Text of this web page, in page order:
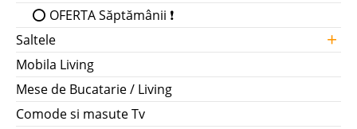
⭕ OFERTA Săptămânii ❗
Saltele
+
Mobila Living
Mese de Bucatarie / Living
Comode si masute Tv